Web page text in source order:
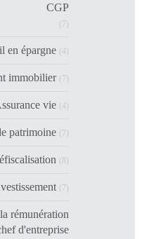
CGP
(7)
en épargne (4)
immobilier (7)
vie (4)
patrimoine (7)
(8)
(7)
rémunération
d'entreprise